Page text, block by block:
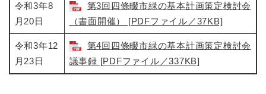
令和3年8
月20日
第3回四條畷市緑の基本計画策定検討会
（書面開催） [PDFファイル／37KB]
令和3年12
月23日
第4回四條畷市緑の基本計画策定検討会
議事録 [PDFファイル／337KB]